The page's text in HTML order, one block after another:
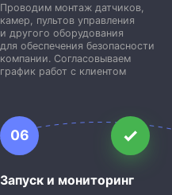
Проводим монтаж датчиков,
камер, пультов управления
и другого оборудования
для обеспечения безопасности
компании. Согласовываем
график работ с клиентом
06
Запуск и мониторинг